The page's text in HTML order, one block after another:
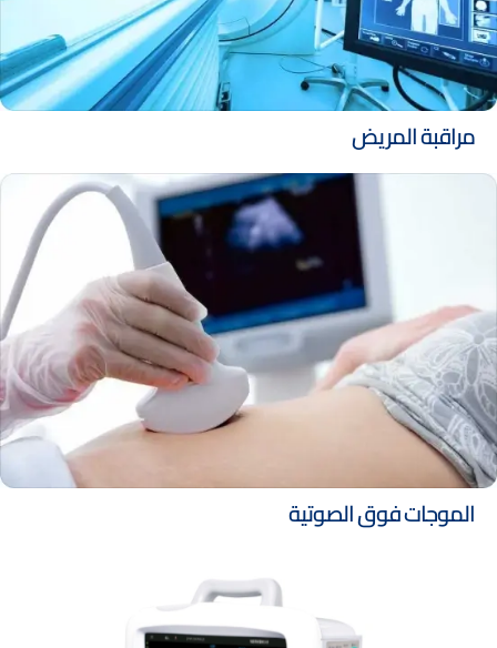
مراقبة المريض
الموجات فوق الصوتية